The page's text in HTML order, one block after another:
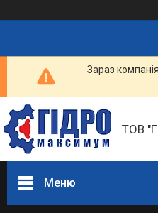
Зараз
ТОВ
Меню